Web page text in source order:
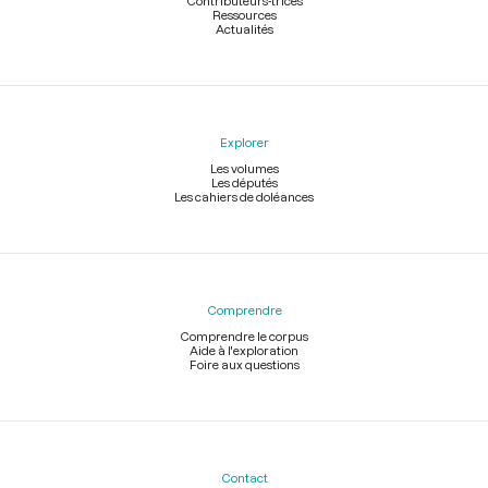
Ressources
Actualités
Explorer
Les volumes
Les députés
Les cahiers de doléances
Comprendre
Comprendre le corpus
Aide à l'exploration
Foire aux questions
Contact